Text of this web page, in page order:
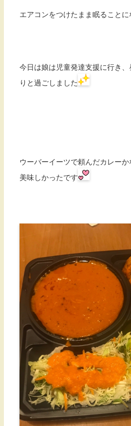
エアコンをつけたまま眠ること
今日は娘は児童発達支援に行き
りと過ごしました
ウーバーイーツで頼んだカレー
美味しかったです